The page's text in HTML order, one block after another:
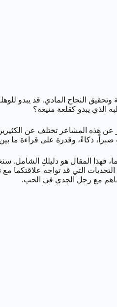
النجاح المادي. قد يبدو
الذي يبدو كقلعة منيعة؟
المشاعر تختلف عن الكثيرين.
ذكاءً، وقدرة على قراءة ما
فهذا المقال هو دليلكِ
التي قد تواجه علاقتكما
مع رجل الجدي في الحب.